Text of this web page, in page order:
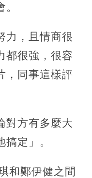
力，且情商很
都很強，很容
，同事這樣評
對方有多麼大
定」。
和鄭伊健之間